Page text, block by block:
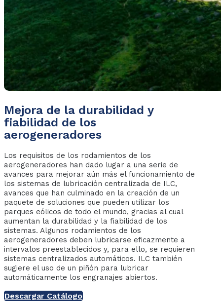
Mejora de la durabilidad y
fiabilidad de los
aerogeneradores
Los requisitos de los rodamientos de los
aerogeneradores han dado lugar a una serie de
avances para mejorar aún más el funcionamiento de
los sistemas de lubricación centralizada de ILC,
avances que han culminado en la creación de un
paquete de soluciones que pueden utilizar los
parques eólicos de todo el mundo, gracias al cual
aumentan la durabilidad y la fiabilidad de los
sistemas. Algunos rodamientos de los
aerogeneradores deben lubricarse eficazmente a
intervalos preestablecidos y, para ello, se requieren
sistemas centralizados automáticos. ILC también
sugiere el uso de un piñón para lubricar
automáticamente los engranajes abiertos.
Descargar Catálogo